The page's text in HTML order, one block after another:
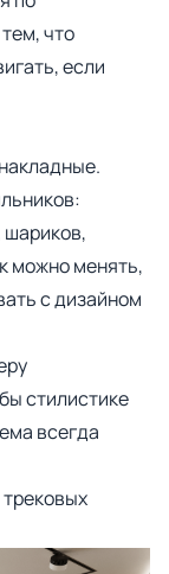
что
если
шариков,
можно менять,
с дизайном
стилистике
всегда